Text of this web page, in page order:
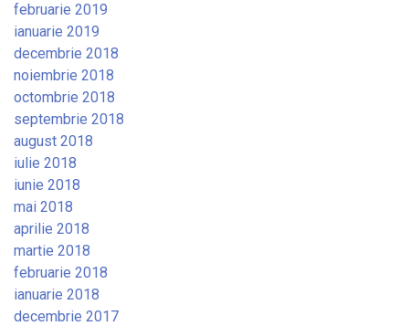
februarie 2019
ianuarie 2019
decembrie 2018
noiembrie 2018
octombrie 2018
septembrie 2018
august 2018
iulie 2018
iunie 2018
mai 2018
aprilie 2018
martie 2018
februarie 2018
ianuarie 2018
decembrie 2017